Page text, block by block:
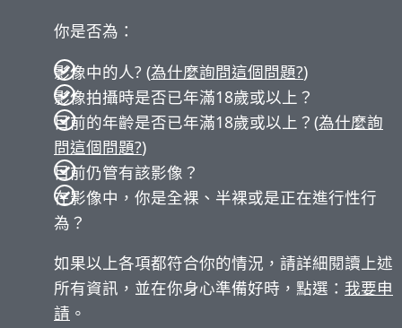
你是否為：
影像中的人? (為什麼詢問這個問題?)
影像拍攝時是否已年滿18歲或以上？
目前的年齡是否已年滿18歲或以上？(為什麼詢
問這個問題?)
目前仍管有該影像？
在影像中，你是全裸、半裸或是正在進行性行
為？
如果以上各項都符合你的情況，請詳細閱讀上述
所有資訊，並在你身心準備好時，點選： 我要申
請 。